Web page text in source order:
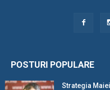
POSTURI POPULARE
Strategia